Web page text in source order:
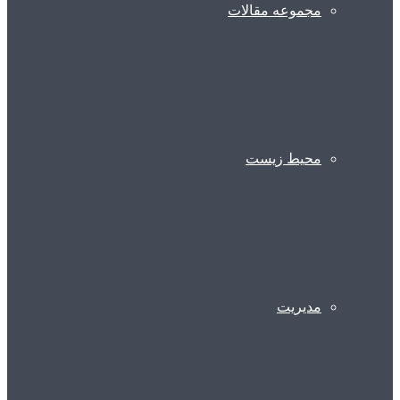
مجموعه مقالات
محیط زیست
مدیریت